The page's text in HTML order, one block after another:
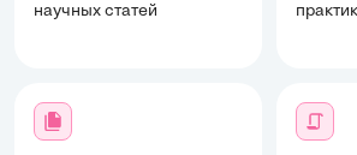
научных статей